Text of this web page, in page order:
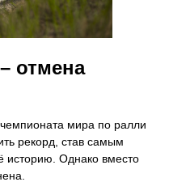
отмена
мира по ралли
рекорд, став самым
историю. Однако вместо